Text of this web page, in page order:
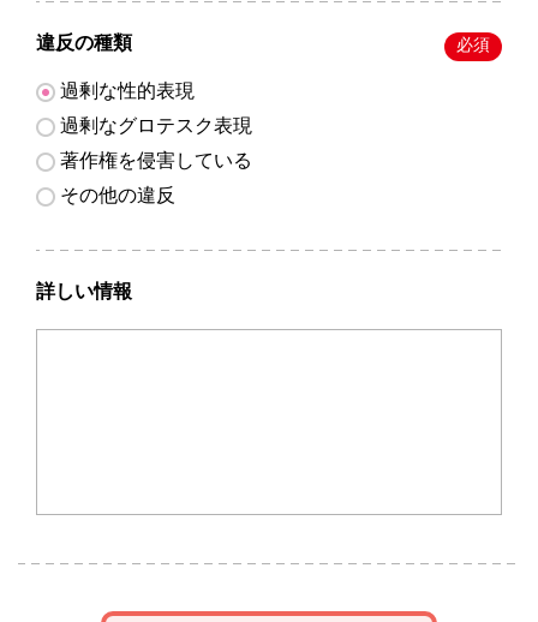
違反の種類 必須
過剰な性的表現
過剰なグロテスク表現
著作権を侵害している
その他の違反
詳しい情報